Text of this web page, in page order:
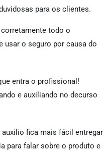
para os clientes.
todo o
usar o seguro por causa do
entra o profissional!
e auxiliando no decurso
fica mais fácil entregar
para falar sobre o produto e